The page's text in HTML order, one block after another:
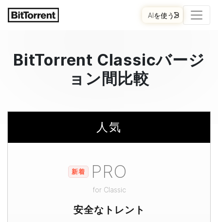
AIを使う
BitTorrent Classicバージ
ョン間比較
人気
新着 PRO
for Classic
安全なトレント